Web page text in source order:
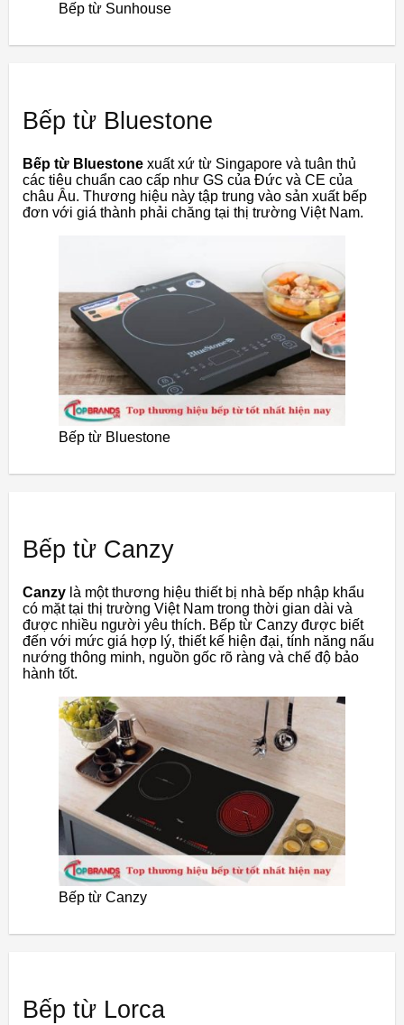
Bếp từ Sunhouse
Bếp từ Bluestone
Bếp từ Bluestone xuất xứ từ Singapore và tuân thủ
các tiêu chuẩn cao cấp như GS của Đức và CE của
châu Âu. Thương hiệu này tập trung vào sản xuất bếp
đơn với giá thành phải chăng tại thị trường Việt Nam.
Bếp từ Bluestone
Bếp từ Canzy
Canzy là một thương hiệu thiết bị nhà bếp nhập khẩu
có mặt tại thị trường Việt Nam trong thời gian dài và
được nhiều người yêu thích. Bếp từ Canzy được biết
đến với mức giá hợp lý, thiết kế hiện đại, tính năng nấu
nướng thông minh, nguồn gốc rõ ràng và chế độ bảo
hành tốt.
Bếp từ Canzy
Bếp từ Lorca